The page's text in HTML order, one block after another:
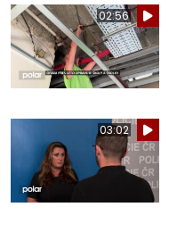
02:56
03:02